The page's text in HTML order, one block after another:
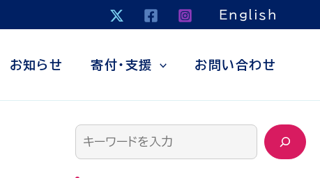
English
お知らせ 寄付・支援 お問い合わせ